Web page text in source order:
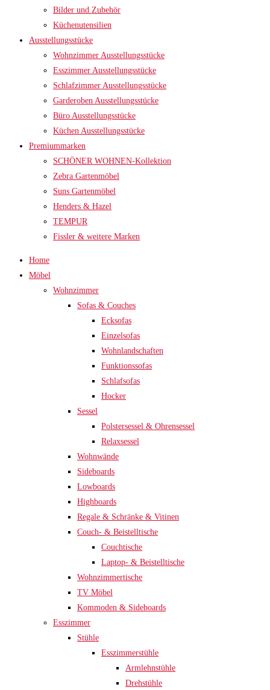
Bilder und Zubehör
Küchenutensilien
Ausstellungsstücke
Wohnzimmer Ausstellungsstücke
Esszimmer Ausstellungsstücke
Schlafzimmer Ausstellungsstücke
Garderoben Ausstellungsstücke
Büro Ausstellungsstücke
Küchen Ausstellungsstücke
Premiummarken
SCHÖNER WOHNEN-Kollektion
Zebra Gartenmöbel
Suns Gartenmöbel
Henders & Hazel
TEMPUR
Fissler & weitere Marken
Home
Möbel
Wohnzimmer
Sofas & Couches
Ecksofas
Einzelsofas
Wohnlandschaften
Funktionssofas
Schlafsofas
Hocker
Sessel
Polstersessel & Ohrensessel
Relaxsessel
Wohnwände
Sideboards
Lowboards
Highboards
Regale & Schränke & Vitinen
Couch- & Beistelltische
Couchtische
Laptop- & Beistelltische
Wohnzimmertische
TV Möbel
Kommoden & Sideboards
Esszimmer
Stühle
Esszimmerstühle
Armlehnstühle
Drehstühle